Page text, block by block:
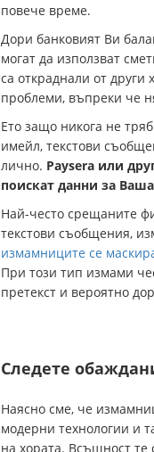
повече време.
Дори банковият Ви
могат да използват
са откраднали от
проблеми, въпреки че
Ето защо никога не
имейл, текстови
лично. Paysera или
поискат данни за
Най-често срещаните
текстови съобщения,
измамниците се
При този тип измами
претекст и вероятно
Следете
Наясно сме, че
модерни технологии и
на хората. Всъщност те